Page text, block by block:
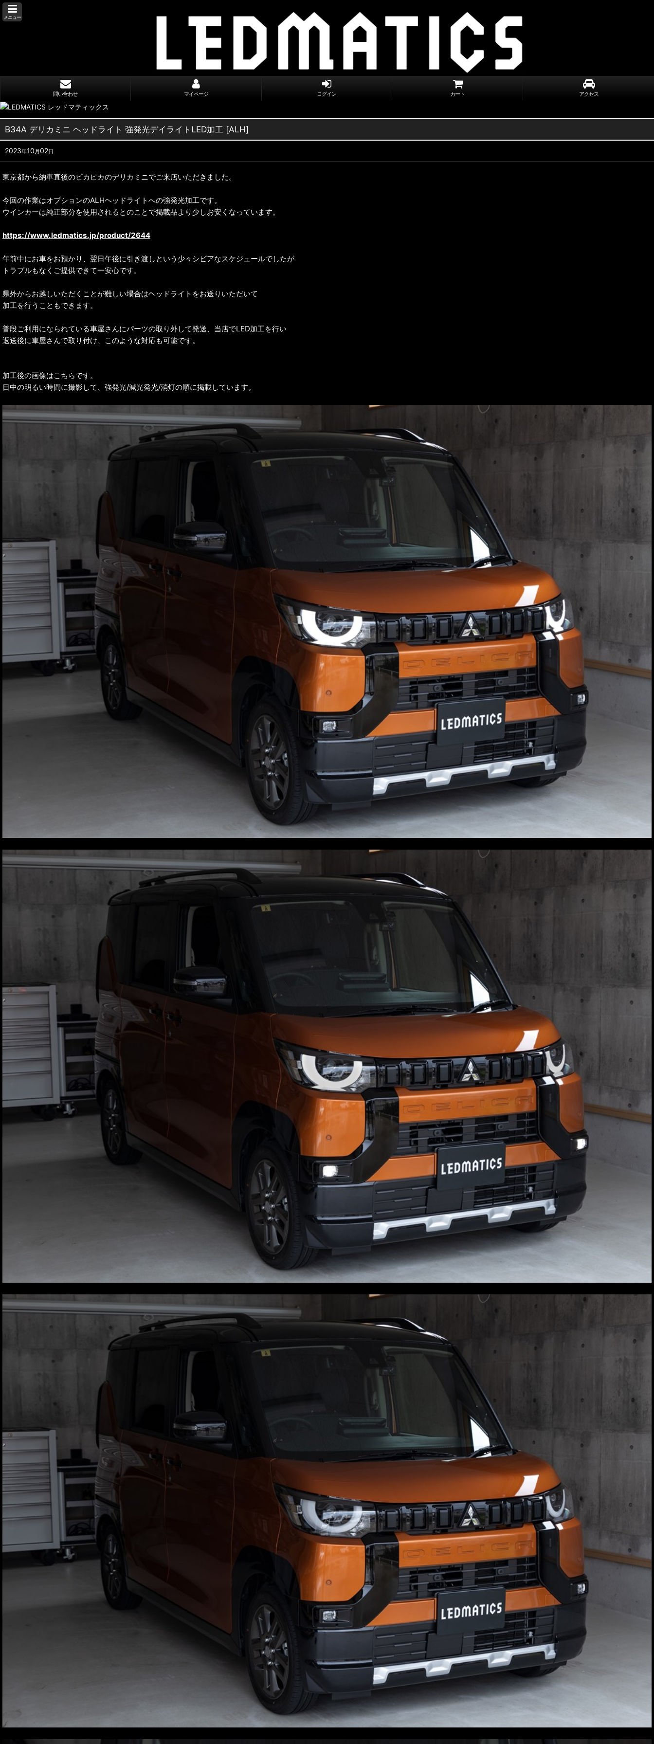
メニュー
問い合わせ マイページ ログイン カート アクセス
B34A デリカミニ ヘッドライト 強発光デイライトLED加工 [ALH]
2023年10 月 02日
東京都から納車直後のピカピカのデリカミニでご来店いただきました。
今回の作業はオプションのALHヘッドライトへの強発光加工です。
ウインカーは純正部分を使用されるとのことで掲載品より少しお安くなっています。
https://www.ledmatics.jp/product/2644
午前中にお車をお預かり、翌日午後に引き渡しという少々シビアなスケジュールでしたが
トラブルもなくご提供できて一安心です。
県外からお越しいただくことが難しい場合はヘッドライトをお送りいただいて
加工を行うこともできます。
普段ご利用になられている車屋さんにパーツの取り外して発送、当店でLED加工を行い
返送後に車屋さんで取り付け、このような対応も可能です。
加工後の画像はこちらです。
日中の明るい時間に撮影して、強発光/減光発光/消灯の順に掲載しています。